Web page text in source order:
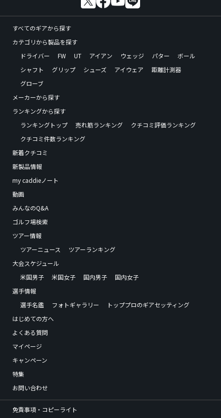
すべてのギアから探す
カテゴリから製品を探す
ドライバー
FW UT アイアン ウェッジ パター
ボール
シャフト
グリップ シューズ アイウェア
距離計測器
グローブ
メーカーから探す
ランキングから探す
ランキングトップ
売れ筋ランキング
クチコミ評価ランキング
クチコミ件数ランキング
新着クチコミ
新製品情報
my caddieノート
動画
みんなのQ&A
ゴルフ場検索
ツアー情報
ツアーニュース
ツアーランキング
大会スケジュール
米国男子
米国女子 国内男子
国内女子
選手情報
選手名鑑
フォトギャラリー
トッププロのギアセッティング
はじめての方へ
よくある質問
マイページ
キャンペーン
特集
お問い合わせ
免責事項・コピーライト